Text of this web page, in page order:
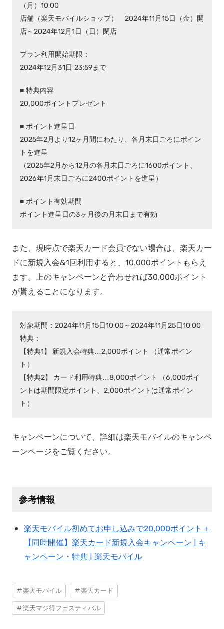
（月）10:00
店舗（楽天モバイルショップ） 2024年11月15日（金）開
店～2024年12月1日（日）閉店
プラン利用開始期限：
2024年12月31日 23:59まで
■ 特典内容
20,000ポイントプレゼント
■ ポイント進呈日
2025年2月より12ヶ月間にわたり、各月末日ごろにポイン
トを進呈
（2025年2月から12月の各月末日ごろに1600ポイント、
2026年1月末日ごろに2400ポイントを進呈）
■ ポイント有効期間
ポイント進呈日の3ヶ月後の月末日まで有効
また、現時点で楽天カード会員でない場合は、楽天カー
ドに新規入会&1回利用すると、10,000ポイントもらえ
ます。上のキャンペーンと合わせれば30,000ポイント
が貰えることになります。
対象期間：2024年11月15日10:00～2024年11月25日10:00
特典：
【特典1】 新規入会特典…2,000ポイント （通常ポイン
ト）
【特典2】 カード利用特典…8,000ポイント （6,000ポイ
ントは期間限定ポイント、2,000ポイントは通常ポイン
ト）
キャンペーンについて、詳細は楽天モバイルのキャンペ
ーンページをご覧ください。
参考情報
楽天モバイル初めてお申し込みで20,000ポイント＋
【同時開催】楽天カード新規入会キャンペーン | キ
ャンペーン・特典 | 楽天モバイル
楽天モバイル 楽天カード
楽天マジ得フェスティバル